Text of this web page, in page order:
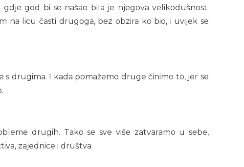
god bi se našao bila je njegova velikodušnost.
na licu časti drugoga, bez obzira ko bio, i uvijek se
s drugima. I kada pomažemo druge činimo to, jer se
drugih. Tako se sve više zatvaramo u sebe,
zajednice i društva.